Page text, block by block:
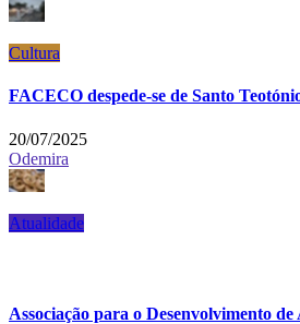
Cultura
FACECO despede-se de Santo
20/07/2025
Odemira
Atualidade
Associação para o Desenvolvimento